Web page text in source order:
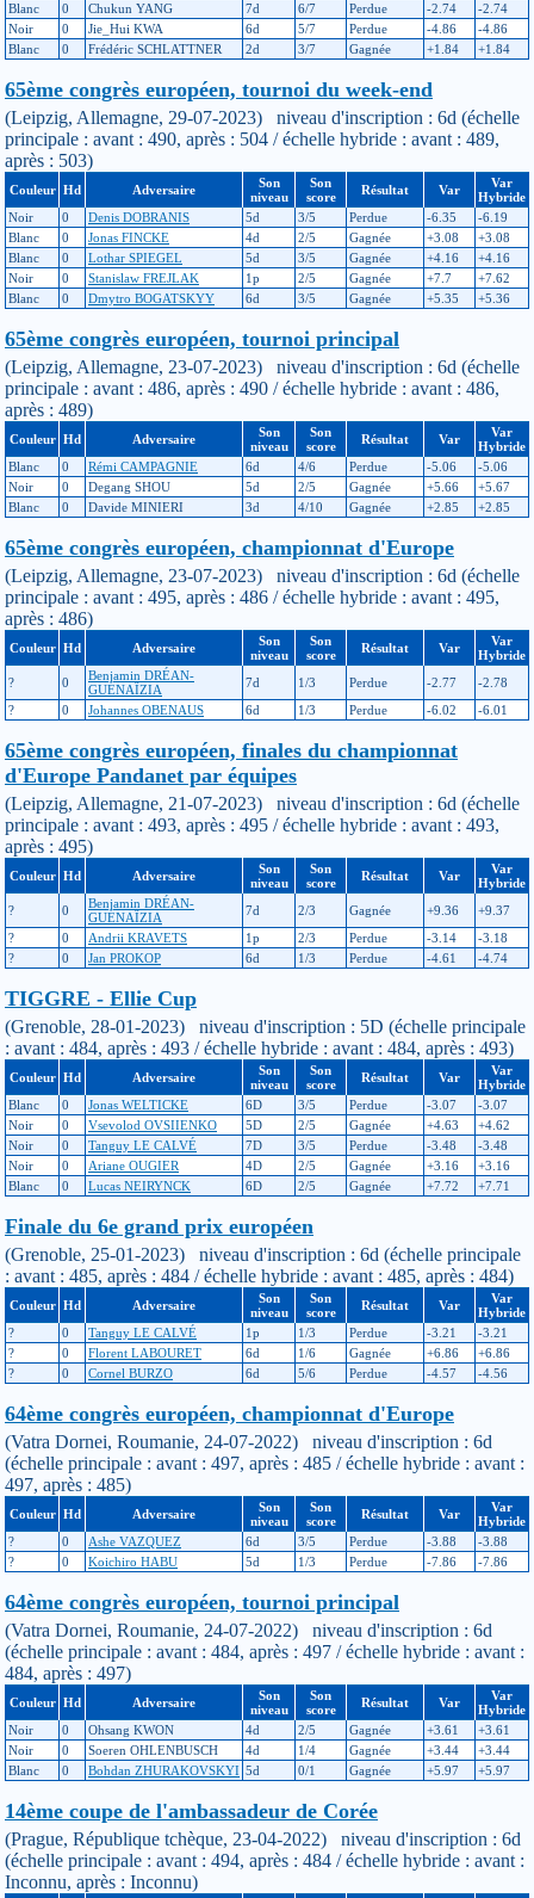
Blanc
0 Chukun YANG 7d 6/7 Perdue -2.74
-2.74
Noir
0 Jie_Hui KWA 6d 5/7 Perdue -4.86
-4.86
Blanc
0 Frédéric SCHLATTNER 2d 3/7 Gagnée +1.84 +1.84
65ème congrès européen, tournoi du week-end
(Leipzig, Allemagne, 29-07-2023) niveau d'inscription : 6d (échelle
principale : avant : 490, après : 504 / échelle hybride : avant : 489,
après : 503)
Couleur Hd Adversaire
Son
niveau
Son
score
Résultat Var
Var
Hybride
Noir
0 Denis DOBRANIS 5d 3/5 Perdue -6.35
-6.19
Blanc
0 Jonas FINCKE 4d 2/5 Gagnée +3.08
+3.08
Blanc
0 Lothar SPIEGEL 5d 3/5 Gagnée +4.16
+4.16
Noir
0 Stanislaw FREJLAK 1p 2/5 Gagnée +7.7
+7.62
Blanc
0 Dmytro BOGATSKYY 6d 3/5 Gagnée +5.35 +5.36
65ème congrès européen, tournoi principal
(Leipzig, Allemagne, 23-07-2023) niveau d'inscription : 6d (échelle
principale : avant : 486, après : 490 / échelle hybride : avant : 486,
après : 489)
Couleur Hd Adversaire
Son
niveau
Son
score
Résultat Var
Var
Hybride
Blanc
0 Rémi CAMPAGNIE 6d 4/6 Perdue -5.06
-5.06
Noir
0 Degang SHOU 5d 2/5 Gagnée +5.66
+5.67
Blanc
0 Davide MINIERI 3d 4/10 Gagnée +2.85 +2.85
65ème congrès européen, championnat d'Europe
(Leipzig, Allemagne, 23-07-2023) niveau d'inscription : 6d (échelle
principale : avant : 495, après : 486 / échelle hybride : avant : 495,
après : 486)
Couleur Hd Adversaire
Son
niveau
Son
score
Résultat Var
Var
Hybride
?
0
Benjamin DRÉAN-
GUÉNAÏZIA
7d 1/3 Perdue -2.77
-2.78
?
0 Johannes OBENAUS 6d 1/3 Perdue -6.02 -6.01
65ème congrès européen, finales du championnat
d'Europe Pandanet par équipes
(Leipzig, Allemagne, 21-07-2023) niveau d'inscription : 6d (échelle
principale : avant : 493, après : 495 / échelle hybride : avant : 493,
après : 495)
Couleur Hd Adversaire
Son
niveau
Son
score
Résultat Var
Var
Hybride
?
0
Benjamin DRÉAN-
GUÉNAÏZIA
7d 2/3 Gagnée +9.36
+9.37
?
0 Andrii KRAVETS 1p 2/3 Perdue -3.14
-3.18
?
0 Jan PROKOP 6d 1/3 Perdue -4.61 -4.74
TIGGRE - Ellie Cup
(Grenoble, 28-01-2023) niveau d'inscription : 5D (échelle principale
: avant : 484, après : 493 / échelle hybride : avant : 484, après : 493)
Couleur Hd Adversaire
Son
niveau
Son
score
Résultat Var
Var
Hybride
Blanc
0 Jonas WELTICKE 6D 3/5 Perdue -3.07
-3.07
Noir
0 Vsevolod OVSIIENKO 5D 2/5 Gagnée +4.63
+4.62
Noir
0 Tanguy LE CALVÉ 7D 3/5 Perdue -3.48
-3.48
Noir
0 Ariane OUGIER 4D 2/5 Gagnée +3.16
+3.16
Blanc
0 Lucas NEIRYNCK 6D 2/5 Gagnée +7.72 +7.71
Finale du 6e grand prix européen
(Grenoble, 25-01-2023) niveau d'inscription : 6d (échelle principale
: avant : 485, après : 484 / échelle hybride : avant : 485, après : 484)
Couleur Hd Adversaire
Son
niveau
Son
score
Résultat Var
Var
Hybride
?
0 Tanguy LE CALVÉ 1p 1/3 Perdue -3.21
-3.21
?
0 Florent LABOURET 6d 1/6 Gagnée +6.86
+6.86
?
0 Cornel BURZO 6d 5/6 Perdue -4.57 -4.56
64ème congrès européen, championnat d'Europe
(Vatra Dornei, Roumanie, 24-07-2022) niveau d'inscription : 6d
(échelle principale : avant : 497, après : 485 / échelle hybride : avant :
497, après : 485)
Couleur Hd Adversaire
Son
niveau
Son
score
Résultat Var
Var
Hybride
?
0 Ashe VAZQUEZ 6d 3/5 Perdue -3.88
-3.88
?
0 Koichiro HABU 5d 1/3 Perdue -7.86 -7.86
64ème congrès européen, tournoi principal
(Vatra Dornei, Roumanie, 24-07-2022) niveau d'inscription : 6d
(échelle principale : avant : 484, après : 497 / échelle hybride : avant :
484, après : 497)
Couleur Hd Adversaire
Son
niveau
Son
score
Résultat Var
Var
Hybride
Noir
0 Ohsang KWON 4d 2/5 Gagnée +3.61
+3.61
Noir
0 Soeren OHLENBUSCH 4d 1/4 Gagnée +3.44
+3.44
Blanc
0 Bohdan ZHURAKOVSKYI 5d 0/1 Gagnée +5.97 +5.97
14ème coupe de l'ambassadeur de Corée
(Prague, République tchèque, 23-04-2022) niveau d'inscription : 6d
(échelle principale : avant : 494, après : 484 / échelle hybride : avant :
Inconnu, après : Inconnu)